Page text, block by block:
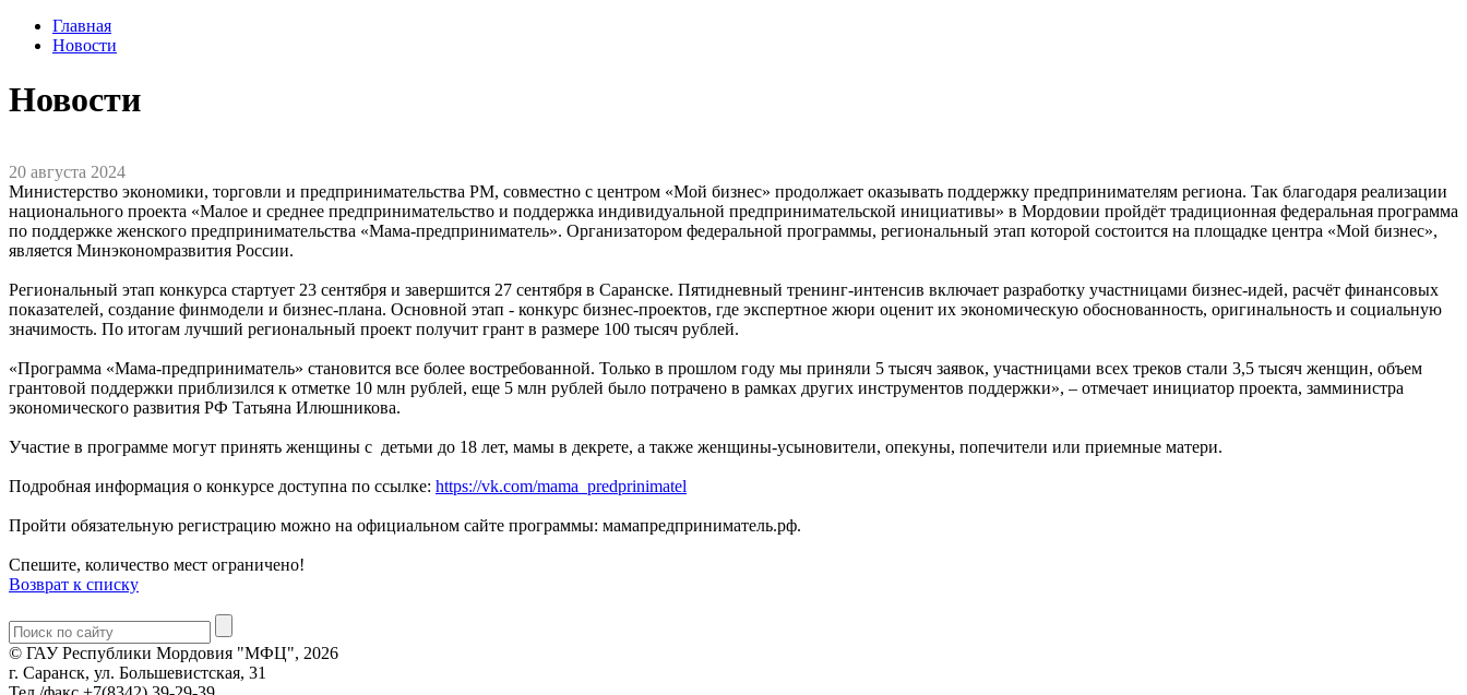
Главная
Новости
Новости
20 августа 2024
Министерство экономики, торговли и предпринимательства РМ, совместно с центром «Мой бизнес» продолжает оказывать поддержку предпринимателям региона. Так благодаря реализации
национального проекта «Малое и среднее предпринимательство и поддержка индивидуальной предпринимательской инициативы» в Мордовии пройдëт традиционная федеральная программа
по поддержке женского предпринимательства «Мама-предприниматель». Организатором федеральной программы, региональный этап которой состоится на площадке центра «Мой бизнес»,
является Минэкономразвития России.
Региональный этап конкурса стартует 23 сентября и завершится 27 сентября в Саранске. Пятидневный тренинг-интенсив включает разработку участницами бизнес-идей, расчёт финансовых
показателей, создание финмодели и бизнес-плана. Основной этап - конкурс бизнес-проектов, где экспертное жюри оценит их экономическую обоснованность, оригинальность и социальную
значимость. По итогам лучший региональный проект получит грант в размере 100 тысяч рублей.
«Программа «Мама-предприниматель» становится все более востребованной. Только в прошлом году мы приняли 5 тысяч заявок, участницами всех треков стали 3,5 тысяч женщин, объем
грантовой поддержки приблизился к отметке 10 млн рублей, еще 5 млн рублей было потрачено в рамках других инструментов поддержки», – отмечает инициатор проекта, замминистра
экономического развития РФ Татьяна Илюшникова.
Участие в программе могут принять женщины с детьми до 18 лет, мамы в декрете, а также женщины-усыновители, опекуны, попечители или приемные матери.
Подробная информация о конкурсе доступна по ссылке: https://vk.com/mama_predprinimatel
Пройти обязательную регистрацию можно на официальном сайте программы: мамапредприниматель.рф.
Спешите, количество мест ограничено!
Возврат к списку
© ГАУ Республики Мордовия "МФЦ", 2026
г. Саранск, ул. Большевистская, 31